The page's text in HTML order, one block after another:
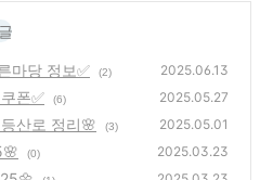
마당 정보✅ (2) 2025.06.13
폰✅ (6) 2025.05.27
산로 정리🌸 (3) 2025.05.01
(0) 2025.03.23